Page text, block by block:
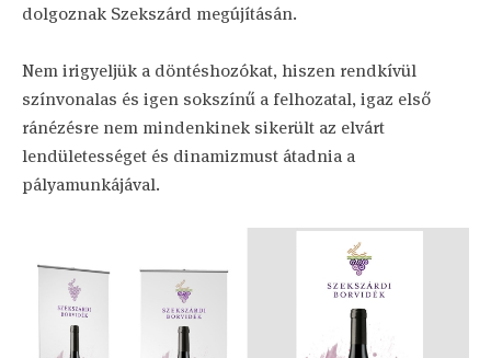
dolgoznak Szekszárd megújításán.
Nem irigyeljük a döntéshozókat, hiszen rendkívül
színvonalas és igen sokszínű a felhozatal, igaz első
ránézésre nem mindenkinek sikerült az elvárt
lendületességet és dinamizmust átadnia a
pályamunkájával.